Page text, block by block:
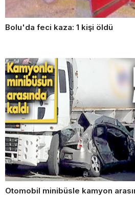
Bolu'da feci kaza: 1 kişi öldü
Otomobil minibüsle kamyon